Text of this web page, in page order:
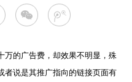
万的广告费，却效果不明显，殊
者说是其推广指向的链接页面有